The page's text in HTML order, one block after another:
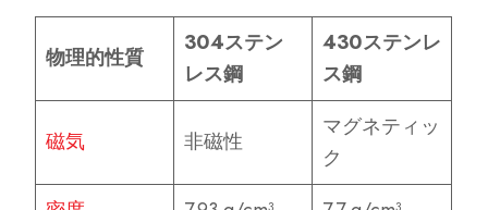
物理的性質
304ステン
レス鋼
430ステンレ
ス鋼
磁気 非磁性
マグネティッ
ク